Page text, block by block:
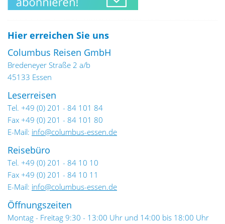
Hier erreichen Sie uns
Columbus Reisen GmbH
Bredeneyer Straße 2 a/b
45133 Essen
Leserreisen
Tel. +49 (0) 201 - 84 101 84
Fax +49 (0) 201 - 84 101 80
E-Mail: info@columbus-essen.de
Reisebüro
Tel. +49 (0) 201 - 84 10 10
Fax +49 (0) 201 - 84 10 11
E-Mail: info@columbus-essen.de
Öffnungszeiten
Montag - Freitag 9:30 - 13:00 Uhr und 14:00 bis 18:00 Uhr